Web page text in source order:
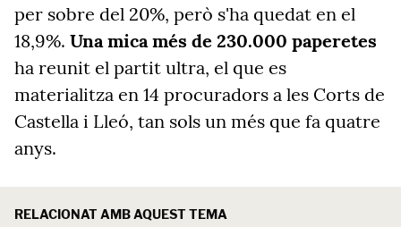
per sobre del 20%, però s'ha quedat en el
18,9%. Una mica més de 230.000 paperetes
ha reunit el partit ultra, el que es
materialitza en 14 procuradors a les Corts de
Castella i Lleó, tan sols un més que fa quatre
anys.
RELACIONAT AMB AQUEST TEMA